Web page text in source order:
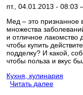
пт., 04.01.2013 - 08:03
Мед – это признанное
множества
и отличное лакомство
чтобы купить
подделку? И какой,
чтобы польза и вкус
Кухня, кулинария
Читать далее